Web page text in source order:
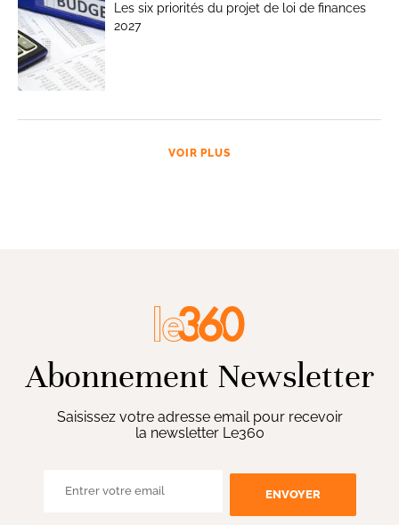
Les six priorités du projet de loi de finances
2027
VOIR PLUS
Abonnement Newsletter
Saisissez votre adresse email pour recevoir
la newsletter Le360
ENVOYER